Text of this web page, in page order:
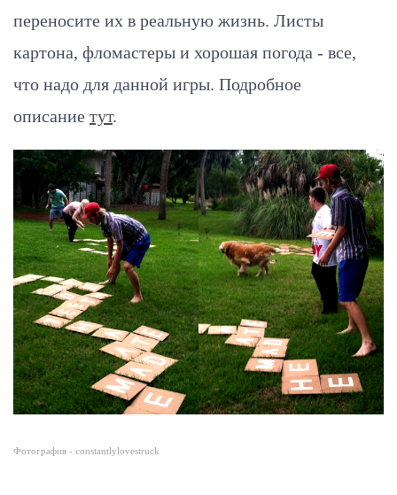
переносите их в реальную жизнь. Листы
картона, фломастеры и хорошая погода - все,
что надо для данной игры. Подробное
описание тут.
Фотография - constantlylovestruck